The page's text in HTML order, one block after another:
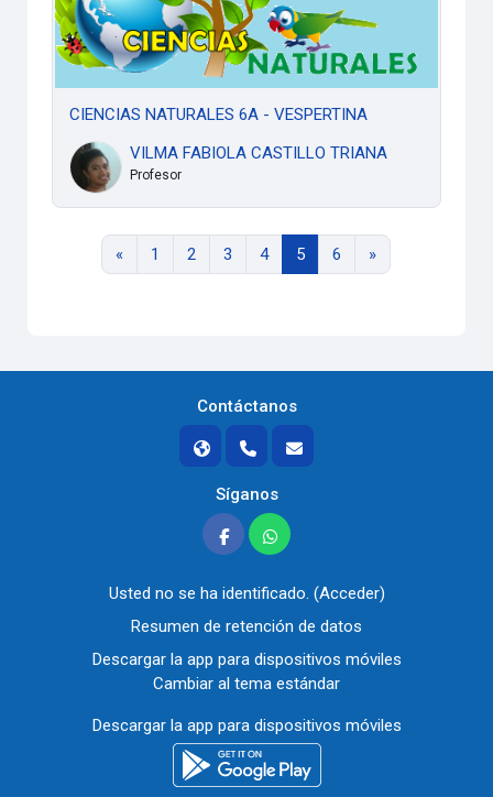
CIENCIAS NATURALES 6A - VESPERTINA
VILMA FABIOLA CASTILLO TRIANA
Profesor
«Página anterior
1 Página 1
2Página 2
3Página 3
4Página 4
5Página 5
6Página 6
»Siguiente página
Contáctanos
Síganos
Usted no se ha identificado. (Acceder)
Resumen de retención de datos
Descargar la app para dispositivos móviles
Cambiar al tema estándar
Descargar la app para dispositivos móviles